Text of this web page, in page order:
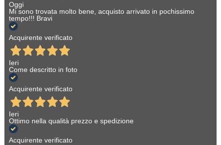
Oggi
Mi sono trovata molto bene, acquisto arrivato in pochissimo
tempo!!! Bravi
Acquirente verificato
Ieri
Come descritto in foto
Acquirente verificato
Ieri
Ottimo nella qualità prezzo e spedizione
Acquirente verificato